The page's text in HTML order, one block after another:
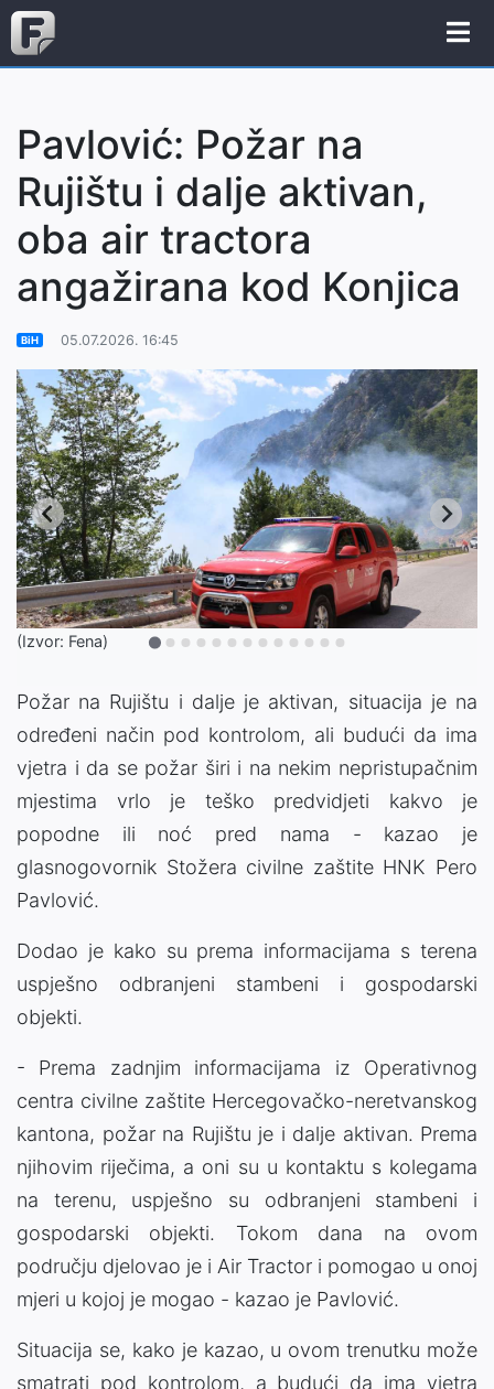
Pavlović: Požar na
Rujištu i dalje aktivan,
oba air tractora
angažirana kod Konjica
BiH 05.07.2026. 16:45
(Izvor: Fena)
Požar na Rujištu i dalje je aktivan, situacija je na
određeni način pod kontrolom, ali budući da ima
vjetra i da se požar širi i na nekim nepristupačnim
mjestima vrlo je teško predvidjeti kakvo je
popodne ili noć pred nama - kazao je
glasnogovornik Stožera civilne zaštite HNK Pero
Pavlović.
Dodao je kako su prema informacijama s terena
uspješno odbranjeni stambeni i gospodarski
objekti.
- Prema zadnjim informacijama iz Operativnog
centra civilne zaštite Hercegovačko-neretvanskog
kantona, požar na Rujištu je i dalje aktivan. Prema
njihovim riječima, a oni su u kontaktu s kolegama
na terenu, uspješno su odbranjeni stambeni i
gospodarski objekti. Tokom dana na ovom
području djelovao je i Air Tractor i pomogao u onoj
mjeri u kojoj je mogao - kazao je Pavlović.
Situacija se, kako je kazao, u ovom trenutku može
smatrati pod kontrolom, a budući da ima vjetra